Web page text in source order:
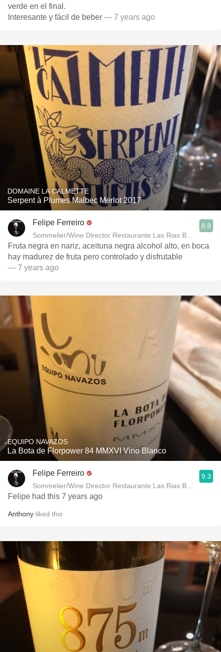
verde en el final.
Interesante y fácil de beber — 7 years ago
DOMAINE LA CALMETTE
Serpent à Plumes Malbec Merlot 2017
Felipe Ferreiro
Sommelier/Wine Director Restaurante Las Rias Bajas
8.8
Fruta negra en nariz, aceituna negra alcohol alto, en boca
hay madurez de fruta pero controlado y disfrutable
— 7 years ago
EQUIPO NAVAZOS
La Bota de Florpower 84 MMXVI Vino Blanco
Felipe Ferreiro
Sommelier/Wine Director Restaurante Las Rias Bajas
9.3
Felipe had this 7 years ago
Anthony liked this